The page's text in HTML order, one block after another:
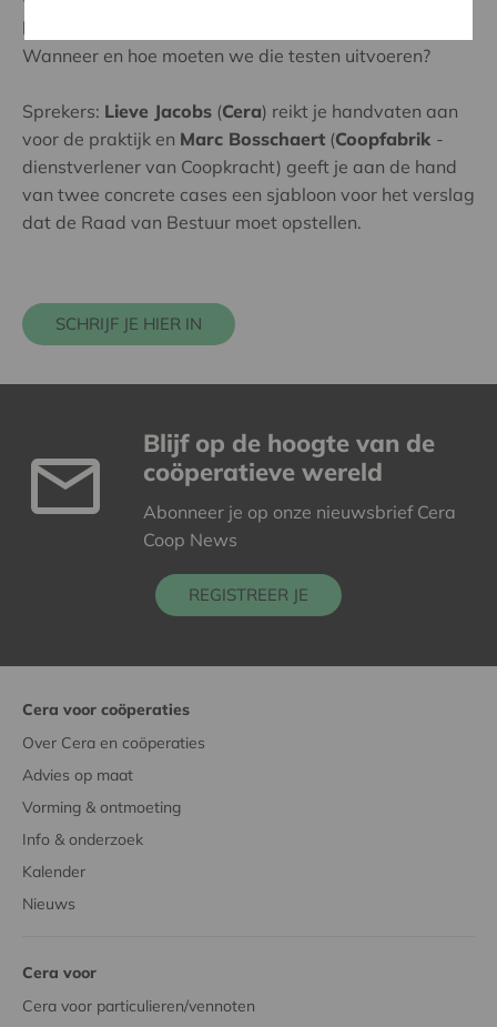
liquiditeitstest. Wat betekent dit in de praktijk?
Wanneer en hoe moeten we die testen uitvoeren?
Sprekers: Lieve Jacobs (Cera) reikt je handvaten aan
voor de praktijk en Marc Bosschaert (Coopfabrik -
dienstverlener van Coopkracht) geeft je aan de hand
van twee concrete cases een sjabloon voor het verslag
dat de Raad van Bestuur moet opstellen.
SCHRIJF JE HIER IN
Blijf op de hoogte van de
coöperatieve wereld
Abonneer je op onze nieuwsbrief Cera
Coop News
REGISTREER JE
Cera voor coöperaties
Over Cera en coöperaties
Advies op maat
Vorming & ontmoeting
Info & onderzoek
Kalender
Nieuws
Cera voor
Cera voor particulieren/vennoten